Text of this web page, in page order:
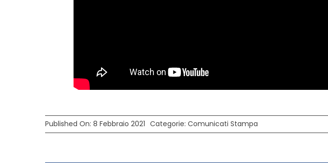
Published On: 8 Febbraio 2021 Categorie: Comunicati Stampa